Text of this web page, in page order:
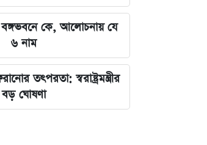
বঙ্গভবনে কে, আলোচনায় যে
৬ নাম
তৎপরতা: স্বরাষ্ট্রমন্ত্রীর
বড় ঘোষণা